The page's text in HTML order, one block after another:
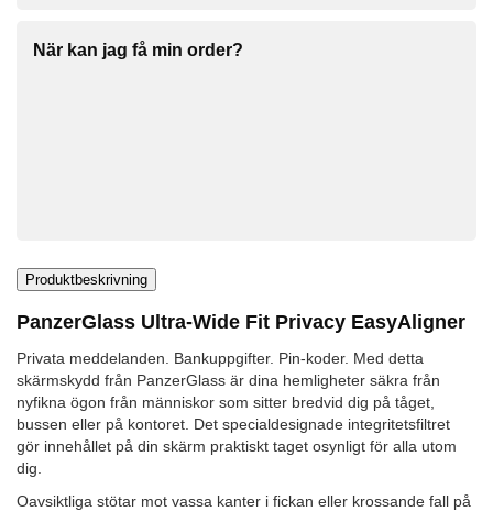
När kan jag få min order?
Produktbeskrivning
PanzerGlass Ultra-Wide Fit Privacy EasyAligner
Privata meddelanden. Bankuppgifter. Pin-koder. Med detta
skärmskydd från PanzerGlass är dina hemligheter säkra från
nyfikna ögon från människor som sitter bredvid dig på tåget,
bussen eller på kontoret. Det specialdesignade integritetsfiltret
gör innehållet på din skärm praktiskt taget osynligt för alla utom
dig.
Oavsiktliga stötar mot vassa kanter i fickan eller krossande fall på